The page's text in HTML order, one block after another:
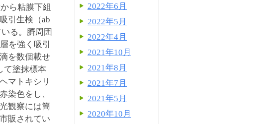
ら粘膜下組
引生検（ab
る。臍周囲
を強く吸引
を数個載せ
て塗抹標本
マトキシリ
染色をし、
観察には簡
販されてい
2022年6月
2022年5月
2022年4月
2021年10月
2021年8月
2021年7月
2021年5月
2020年10月